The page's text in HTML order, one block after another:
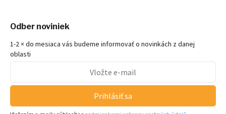
Odber noviniek
1-2 × do mesiaca vás budeme informovať o novinkách z danej
oblasti
Prihlásiť sa